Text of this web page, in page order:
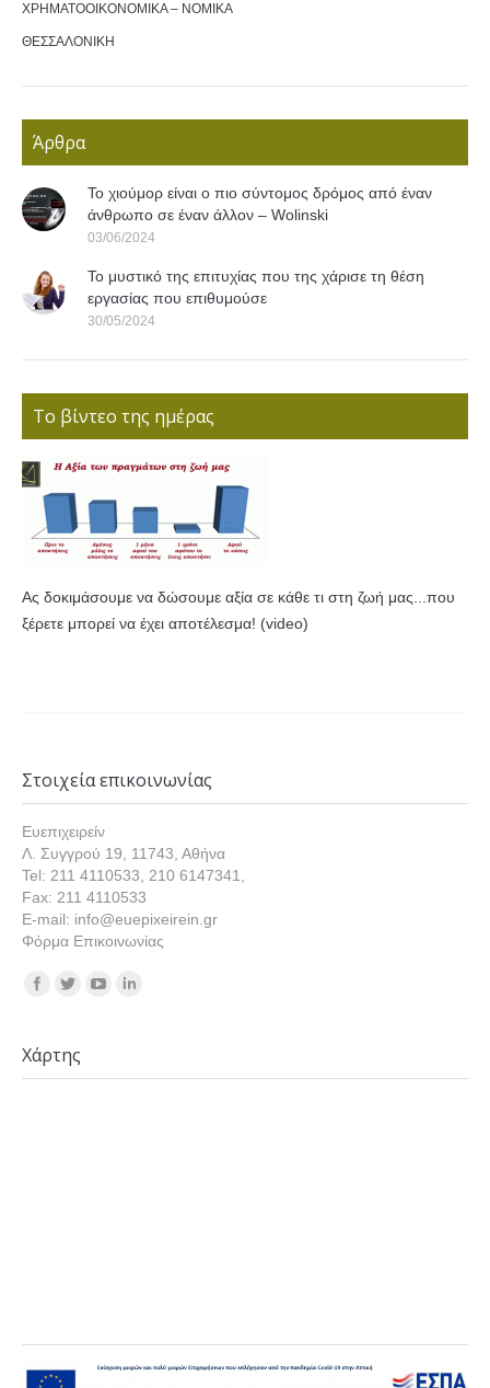
ΧΡΗΜΑΤΟΟΙΚΟΝΟΜΙΚΑ – ΝΟΜΙΚΑ
ΘΕΣΣΑΛΟΝΙΚΗ
Άρθρα
Το χιούμορ είναι ο πιο σύντομος δρόμος από έναν
άνθρωπο σε έναν άλλον – Wolinski
03/06/2024
Το μυστικό της επιτυχίας που της χάρισε τη θέση
εργασίας που επιθυμούσε
30/05/2024
Το βίντεο της ημέρας
Ας δοκιμάσουμε να δώσουμε αξία σε κάθε τι στη ζωή μας...που
ξέρετε μπορεί να έχει αποτέλεσμα! (video)
Στοιχεία επικοινωνίας
Ευεπιχειρείν
Λ. Συγγρού 19, 11743, Αθήνα
Tel: 211 4110533, 210 6147341,
Fax: 211 4110533
E-mail: info@euepixeirein.gr
Φόρμα Επικοινωνίας
Find us on:
Χάρτης